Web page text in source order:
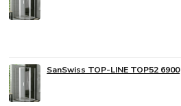
SanSwiss TOP-LINE TOP52 6900